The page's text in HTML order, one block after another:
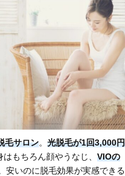
毛サロン。 光脱毛が1回3,000円
もちろん顔やうなじ、 VIOの
安いのに脱毛効果が実感できる